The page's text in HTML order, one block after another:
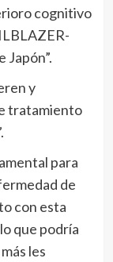
cognitivo
Japón”.
y
tratamiento
para
de
con esta
que podría
les